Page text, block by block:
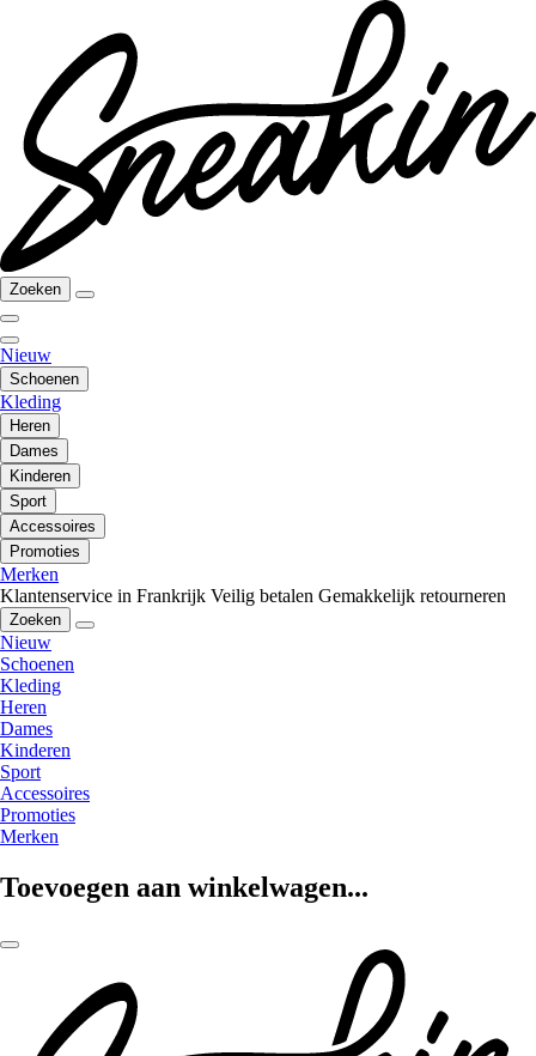
Zoeken
Nieuw
Schoenen
Kleding
Heren
Dames
Kinderen
Sport
Accessoires
Promoties
Merken
Klantenservice in Frankrijk Veilig betalen Gemakkelijk retourneren
Zoeken
Nieuw
Schoenen
Kleding
Heren
Dames
Kinderen
Sport
Accessoires
Promoties
Merken
Toevoegen aan winkelwagen...